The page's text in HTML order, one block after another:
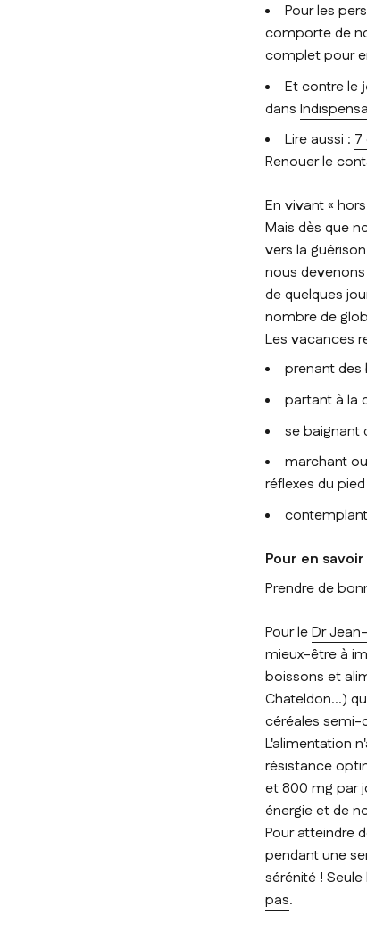
Pour les
comporte de
complet pour
Et contre le
dans
Lire aussi : 7
Renouer le
En vivant «
Mais dès que
vers la
nous
de quelques
nombre de
Les vacances
prenant des
partant à la
se baignant
marchant
réflexes du
Pour en
Prendre de
Pour leDr
mieux-être à
boissons et
Chateldon…)
céréales
L'alimentation
résistance
et 800 mg par
énergie et de
Pour atteindre
pendant une
sérénité !
pas.